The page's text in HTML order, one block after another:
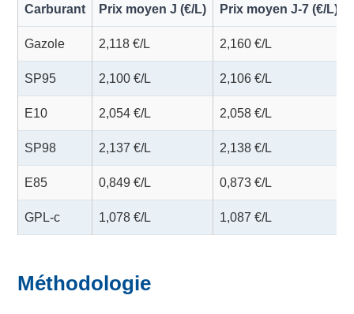
Carburant Prix moyen J (€/L) Prix moyen J-7 (€/L)
Gazole 2,118 €/L 2,160 €/L
SP95 2,100 €/L 2,106 €/L
E10 2,054 €/L 2,058 €/L
SP98 2,137 €/L 2,138 €/L
E85 0,849 €/L 0,873 €/L
GPL-c 1,078 €/L 1,087 €/L
Méthodologie